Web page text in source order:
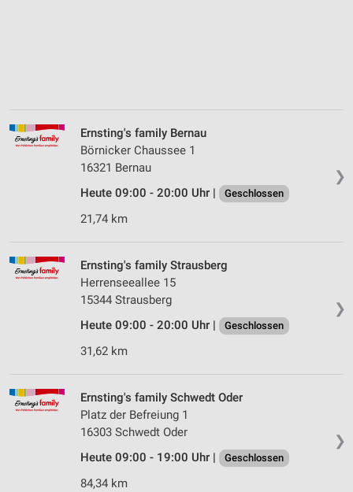
❯
Ernsting's family Bernau
Börnicker Chaussee 1
16321 Bernau
Heute 09:00 - 20:00 Uhr |
Geschlossen
21,74 km
❯
Ernsting's family Strausberg
Herrenseeallee 15
15344 Strausberg
Heute 09:00 - 20:00 Uhr |
Geschlossen
31,62 km
❯
Ernsting's family Schwedt Oder
Platz der Befreiung 1
16303 Schwedt Oder
Heute 09:00 - 19:00 Uhr |
Geschlossen
84,34 km